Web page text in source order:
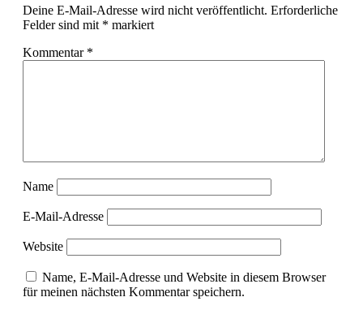
Deine E-Mail-Adresse wird nicht veröffentlicht. Erforderliche
Felder sind mit * markiert
Kommentar *
Name
E-Mail-Adresse
Website
Name, E-Mail-Adresse und Website in diesem Browser
für meinen nächsten Kommentar speichern.